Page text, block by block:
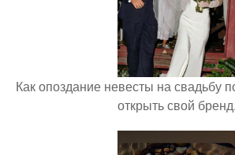
Как опоздание невесты на свадьбу
открыть свой бренд.